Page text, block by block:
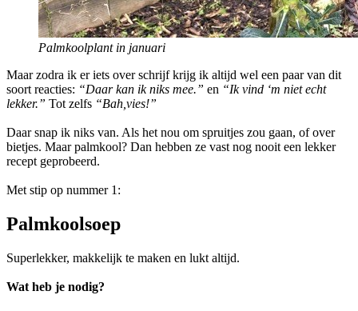
Palmkoolplant in januari
Maar zodra ik er iets over schrijf krijg ik altijd wel een paar van dit
soort reacties: “Daar kan ik niks mee.” en “Ik vind ‘m niet echt
lekker.” Tot zelfs “Bah,vies!”
Daar snap ik niks van. Als het nou om spruitjes zou gaan, of over
bietjes. Maar palmkool? Dan hebben ze vast nog nooit een lekker
recept geprobeerd.
Met stip op nummer 1:
Palmkoolsoep
Superlekker, makkelijk te maken en lukt altijd.
Wat heb je nodig?